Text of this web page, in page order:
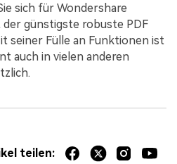
sich für Wondershare
der günstigste robuste PDF
seiner Fülle an Funktionen ist
auch in vielen anderen
teilen: